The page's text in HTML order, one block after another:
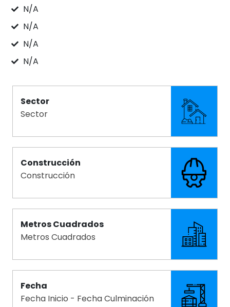
N/A
N/A
N/A
N/A
Sector
Sector
Construcción
Construcción
Metros Cuadrados
Metros Cuadrados
Fecha
Fecha Inicio - Fecha Culminación